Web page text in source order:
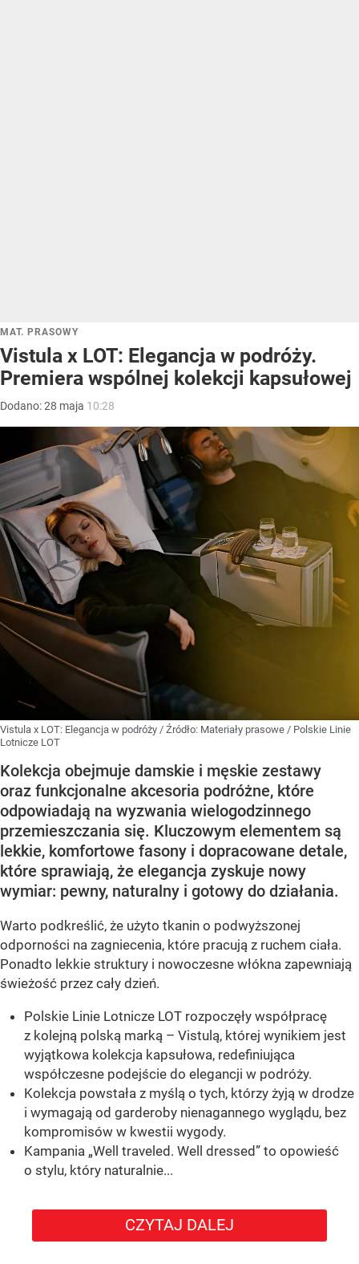
MAT. PRASOWY
Vistula x LOT: Elegancja w podróży.
Premiera wspólnej kolekcji kapsułowej
Dodano:28 maja 10:28
Vistula x LOT: Elegancja w podróży / Źródło: Materiały prasowe / Polskie Linie
Lotnicze LOT
Kolekcja obejmuje damskie i męskie zestawy
oraz funkcjonalne akcesoria podróżne, które
odpowiadają na wyzwania wielogodzinnego
przemieszczania się. Kluczowym elementem są
lekkie, komfortowe fasony i dopracowane detale,
które sprawiają, że elegancja zyskuje nowy
wymiar: pewny, naturalny i gotowy do działania.
Warto podkreślić, że użyto tkanin o podwyższonej
odporności na zagniecenia, które pracują z ruchem ciała.
Ponadto lekkie struktury i nowoczesne włókna zapewniają
świeżość przez cały dzień.
Polskie Linie Lotnicze LOT rozpoczęły współpracę
z kolejną polską marką – Vistulą, której wynikiem jest
wyjątkowa kolekcja kapsułowa, redefiniująca
współczesne podejście do elegancji w podróży.
Kolekcja powstała z myślą o tych, którzy żyją w drodze
i wymagają od garderoby nienagannego wyglądu, bez
kompromisów w kwestii wygody.
Kampania „Well traveled. Well dressed” to opowieść
o stylu, który naturalnie...
CZYTAJ DALEJ